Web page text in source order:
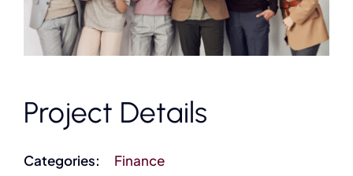
Project Details
Categories: Finance